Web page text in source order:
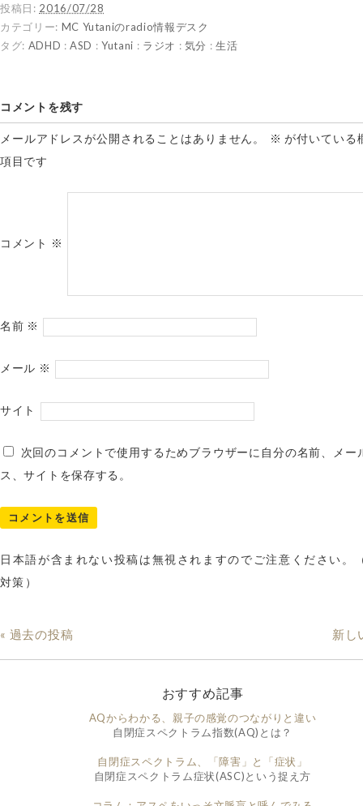
投稿日: 2016/07/28
カテゴリー: MC Yutaniのradio情報デスク
タグ: ADHD :ASD :Yutani : ラジオ : 気分 :生活
コメントを残す
メールアドレスが公開されることはありません。 ※ が付いている
項目です
コメント ※
名前 ※
メール ※
サイト
次回のコメントで使用するためブラウザーに自分の名前、メー
ス、サイトを保存する。
日本語が含まれない投稿は無視されますのでご注意ください。
対策）
« 過去の投稿 新し
おすすめ記事
AQからわかる、親子の感覚のつながりと違い
自閉症スペクトラム指数(AQ)とは？
自閉症スペクトラム、「障害」と「症状」
自閉症スペクトラム症状(ASC)という捉え方